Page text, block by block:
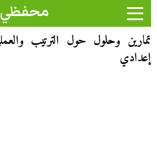
محفظي
إعدادي